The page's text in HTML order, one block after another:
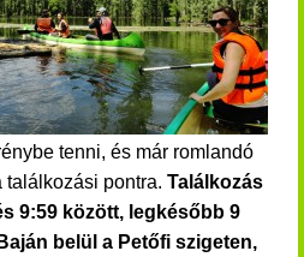
tenni, és már romlandó
pontra. Találkozás
9:59 között, legkésőbb 9
belül a Petőfi szigeten,